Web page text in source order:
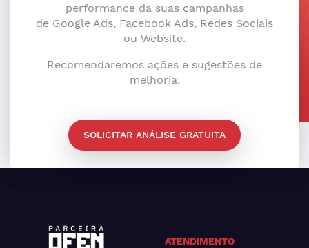
performance da suas campanhas
de Google Ads, Facebook Ads, Redes Sociais
ou Website.
Recomendaremos ações e sugestões de
melhoria.
SOLICITAR ANÁLISE GRATUITA
ATENDIMENTO